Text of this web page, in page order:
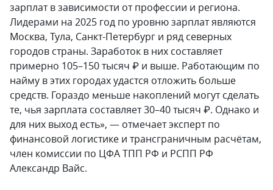
зарплат в зависимости от профессии и региона.
Лидерами на 2025 год по уровню зарплат являются
Москва, Тула, Санкт-Петербург и ряд северных
городов страны. Заработок в них составляет
примерно 105–150 тысяч ₽ и выше. Работающим по
найму в этих городах удастся отложить больше
средств. Гораздо меньше накоплений могут сделать
те, чья зарплата составляет 30–40 тысяч ₽. Однако и
для них выход есть», — отмечает эксперт по
финансовой логистике и трансграничным расчётам,
член комиссии по ЦФА ТПП РФ и РСПП РФ
Александр Вайс.